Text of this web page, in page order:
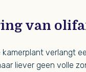
van
kamerplant verlangt
liever geen volle